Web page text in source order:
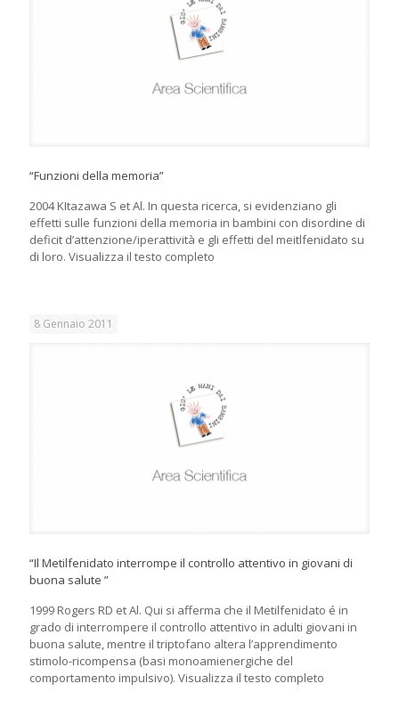
“Funzioni della memoria”
2004 KItazawa S et Al. In questa ricerca, si evidenziano gli
effetti sulle funzioni della memoria in bambini con disordine di
deficit d’attenzione/iperattività e gli effetti del meitlfenidato su
di loro. Visualizza il testo completo
8 Gennaio 2011
“Il Metilfenidato interrompe il controllo attentivo in giovani di
buona salute ”
1999 Rogers RD et Al. Qui si afferma che il Metilfenidato é in
grado di interrompere il controllo attentivo in adulti giovani in
buona salute, mentre il triptofano altera l’apprendimento
stimolo-ricompensa (basi monoamienergiche del
comportamento impulsivo). Visualizza il testo completo